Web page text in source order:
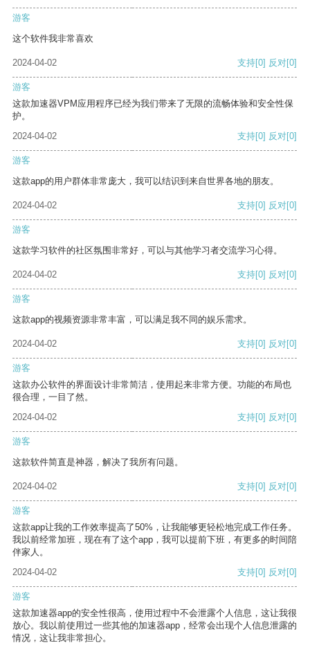
游客
这个软件我非常喜欢
2024-04-02 支持[0] 反对[0]
游客
这款加速器VPM应用程序已经为我们带来了无限的流畅体验和安全性保
护。
2024-04-02
支持[0] 反对[0]
游客
这款app的用户群体非常庞大，我可以结识到来自世界各地的朋友。
2024-04-02 支持[0] 反对[0]
游客
这款学习软件的社区氛围非常好，可以与其他学习者交流学习心得。
2024-04-02 支持[0] 反对[0]
游客
这款app的视频资源非常丰富，可以满足我不同的娱乐需求。
2024-04-02 支持[0] 反对[0]
游客
这款办公软件的界面设计非常简洁，使用起来非常方便。功能的布局也
很合理，一目了然。
2024-04-02
支持[0] 反对[0]
游客
这款软件简直是神器，解决了我所有问题。
2024-04-02 支持[0] 反对[0]
游客
这款app让我的工作效率提高了50%，让我能够更轻松地完成工作任务。
我以前经常加班，现在有了这个app，我可以提前下班，有更多的时间陪
伴家人。
2024-04-02
支持[0] 反对[0]
游客
这款加速器app的安全性很高，使用过程中不会泄露个人信息，这让我很
放心。我以前使用过一些其他的加速器app，经常会出现个人信息泄露的
情况，这让我非常担心。